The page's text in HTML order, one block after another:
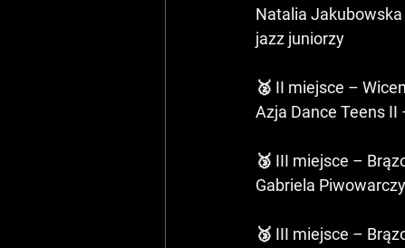
Natalia
jazz juniorzy
🥈 II miejsce –
Azja Dance Teens
🥉 III miejsce –
Gabriela
🥉 III miejsce –